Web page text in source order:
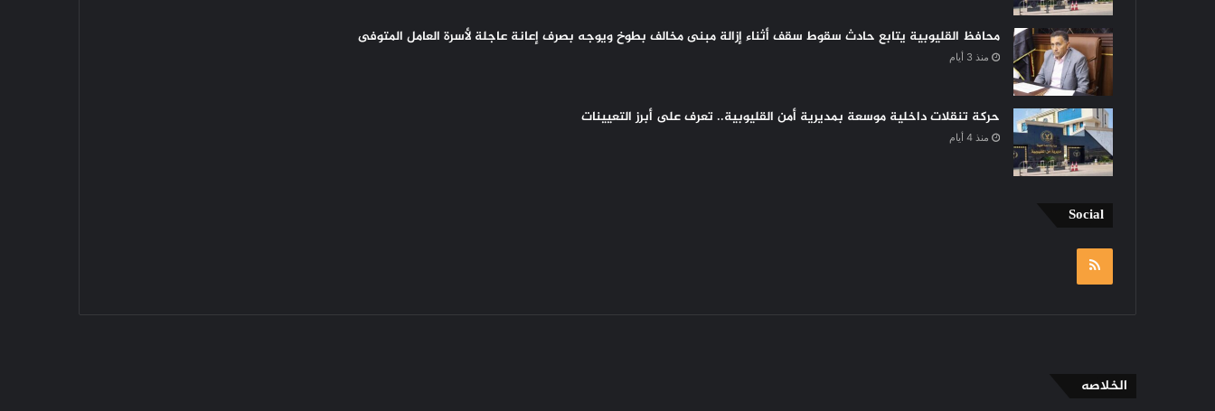
محافظ القليوبية يتابع حادث سقوط سقف أثناء إزالة مبنى مخالف بطوخ ويوجه بصرف إعانة عاجلة لأسرة العامل المتوفى
منذ 3 أيام
حركة تنقلات داخلية موسعة بمديرية أمن القليوبية.. تعرف على أبرز التعيينات
منذ 4 أيام
Social
RSS
الخلاصه